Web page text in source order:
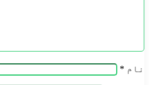
نام *